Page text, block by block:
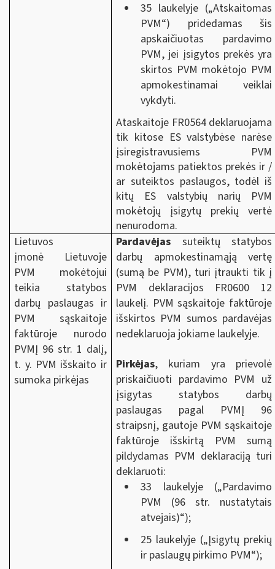
35 laukelyje („Atskaitomas
PVM“) pridedamas šis
apskaičiuotas pardavimo
PVM, jei įsigytos prekės yra
skirtos PVM mokėtojo PVM
apmokestinamai veiklai
vykdyti.
Ataskaitoje FR0564 deklaruojama
tik kitose ES valstybėse narėse
įsiregistravusiems PVM
mokėtojams patiektos prekės ir /
ar suteiktos paslaugos, todėl iš
kitų ES valstybių narių PVM
mokėtojų įsigytų prekių vertė
nenurodoma.
Lietuvos
įmonė Lietuvoje
PVM mokėtojui
teikia statybos
darbų paslaugas ir
PVM sąskaitoje
faktūroje nurodo
PVMĮ 96 str. 1 dalį,
t. y. PVM išskaito ir
sumoka pirkėjas
Pardavėjas suteiktų statybos
darbų apmokestinamąją vertę
(sumą be PVM), turi įtraukti tik į
PVM deklaracijos FR0600 12
laukelį. PVM sąskaitoje faktūroje
išskirtos PVM sumos pardavėjas
nedeklaruoja jokiame laukelyje.
Pirkėjas, kuriam yra prievolė
priskaičiuoti pardavimo PVM už
įsigytas statybos darbų
paslaugas pagal PVMĮ 96
straipsnį, gautoje PVM sąskaitoje
faktūroje išskirtą PVM sumą
pildydamas PVM deklaraciją turi
deklaruoti:
33 laukelyje („Pardavimo
PVM (96 str. nustatytais
atvejais)“);
25 laukelyje („Įsigytų prekių
ir paslaugų pirkimo PVM“);